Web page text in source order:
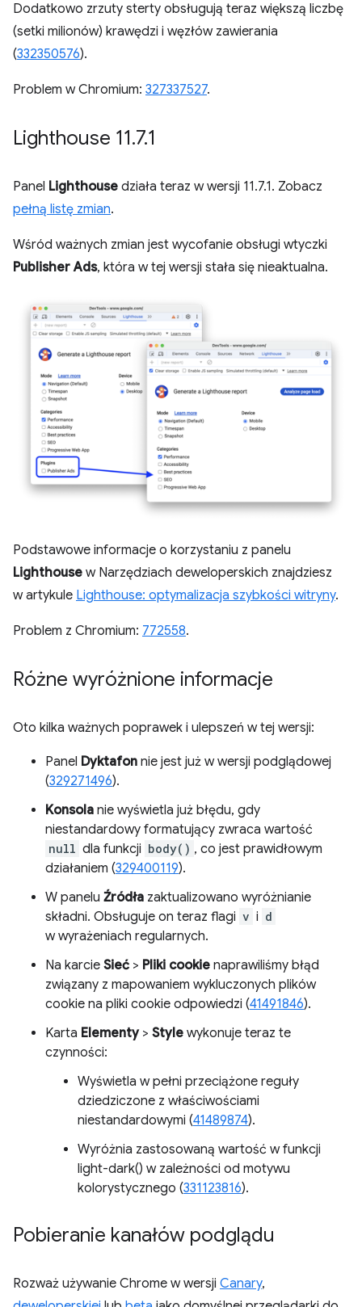
Dodatkowo zrzuty sterty obsługują teraz większą liczbę
(setki milionów) krawędzi i węzłów zawierania
(332350576).
Problem w Chromium: 327337527.
Lighthouse 11.7.1
Panel Lighthouse działa teraz w wersji 11.7.1. Zobacz
pełną listę zmian.
Wśród ważnych zmian jest wycofanie obsługi wtyczki
Publisher Ads, która w tej wersji stała się nieaktualna.
Podstawowe informacje o korzystaniu z panelu
Lighthouse w Narzędziach deweloperskich znajdziesz
w artykule Lighthouse: optymalizacja szybkości witryny.
Problem z Chromium: 772558.
Różne wyróżnione informacje
Oto kilka ważnych poprawek i ulepszeń w tej wersji:
Panel Dyktafon nie jest już w wersji podglądowej
(329271496).
Konsola nie wyświetla już błędu, gdy
niestandardowy formatujący zwraca wartość
null dla funkcji body() , co jest prawidłowym
działaniem (329400119).
W panelu Źródła zaktualizowano wyróżnianie
składni. Obsługuje on teraz flagi v i d
w wyrażeniach regularnych.
Na karcie Sieć > Pliki cookie naprawiliśmy błąd
związany z mapowaniem wykluczonych plików
cookie na pliki cookie odpowiedzi (41491846).
Karta Elementy> Style wykonuje teraz te
czynności:
Wyświetla w pełni przeciążone reguły
dziedziczone z właściwościami
niestandardowymi (41489874).
Wyróżnia zastosowaną wartość w funkcji
light-dark() w zależności od motywu
kolorystycznego (331123816).
Pobieranie kanałów podglądu
Rozważ używanie Chrome w wersji Canary,